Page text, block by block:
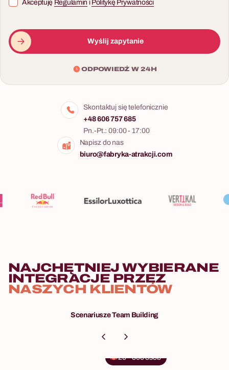
Akceptuję Regulamin i Politykę Prywatności
Wyślij zapytanie
ODPOWIEDŹ W 24H
Skontaktuj się telefonicznie
+48 606 757 685
Pn.-Pt.: 09:00 - 17:00
Napisz do nas
biuro@fabryka-atrakcji.com
NAJCHĘTNIEJ WYBIERANE
INTEGRACJE PRZEZ
NASZYCH KLIENTÓW
Scenariusze Team Building
20-500osób